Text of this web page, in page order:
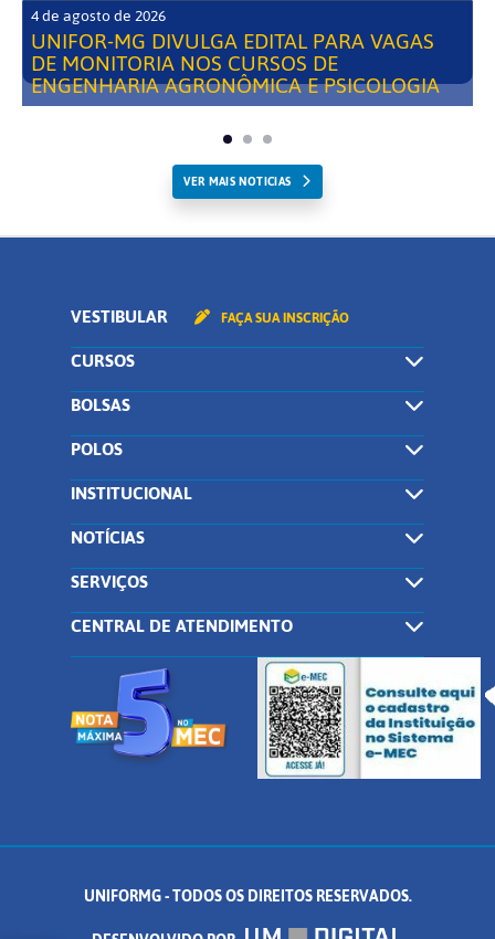
4 de agosto de 2026
UNIFOR-MG DIVULGA EDITAL PARA VAGAS
DE MONITORIA NOS CURSOS DE
ENGENHARIA AGRONÔMICA E PSICOLOGIA
VER MAIS NOTICIAS
VESTIBULAR FAÇA SUA INSCRIÇÃO
CURSOS
BOLSAS
POLOS
INSTITUCIONAL
NOTÍCIAS
SERVIÇOS
CENTRAL DE ATENDIMENTO
UNIFORMG - TODOS OS DIREITOS RESERVADOS.